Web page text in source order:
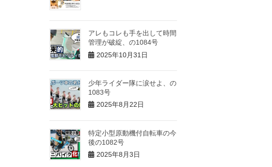
アレもコレも手を出して時間
管理が破綻、の1084号
2025年10月31日
少年ライダー隊に涙せよ、の
1083号
2025年8月22日
特定小型原動機付自転車の今
後の1082号
2025年8月3日